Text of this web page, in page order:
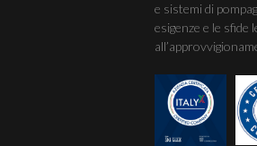
e sistemi di
esigenze e le sfide